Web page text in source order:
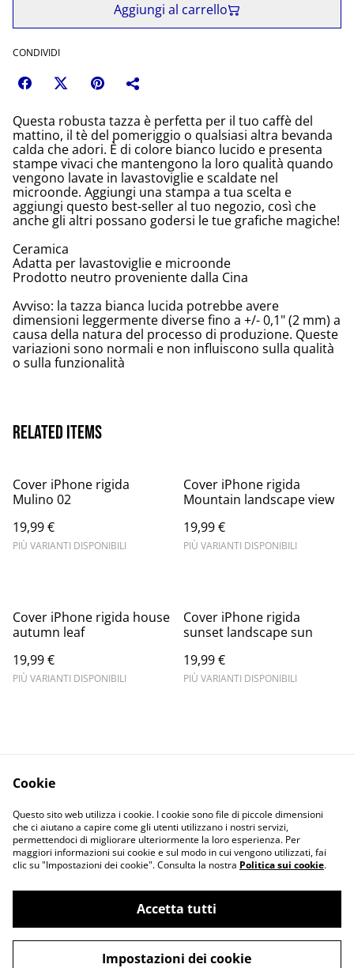
Aggiungi al carrello
CONDIVIDI
Questa robusta tazza è perfetta per il tuo caffè del
mattino, il tè del pomeriggio o qualsiasi altra bevanda
calda che adori. È di colore bianco lucido e presenta
stampe vivaci che mantengono la loro qualità quando
vengono lavate in lavastoviglie e scaldate nel
microonde. Aggiungi una stampa a tua scelta e
aggiungi questo best-seller al tuo negozio, così che
anche gli altri possano godersi le tue grafiche magiche!
Ceramica
Adatta per lavastoviglie e microonde
Prodotto neutro proveniente dalla Cina
Avviso: la tazza bianca lucida potrebbe avere
dimensioni leggermente diverse fino a +/- 0,1" (2 mm) a
causa della natura del processo di produzione. Queste
variazioni sono normali e non influiscono sulla qualità
o sulla funzionalità
Related items
Cover iPhone rigida
Mulino 02
19,99 €
PIÙ VARIANTI DISPONIBILI
Cover iPhone rigida
Mountain landscape view
19,99 €
PIÙ VARIANTI DISPONIBILI
Cover iPhone rigida house
autumn leaf
19,99 €
PIÙ VARIANTI DISPONIBILI
Cover iPhone rigida
sunset landscape sun
19,99 €
PIÙ VARIANTI DISPONIBILI
Informativa sulla
privacy
Terms and
conditions
©2026Merlin Visual
Cookie
Questo sito web utilizza i cookie. I cookie sono file di piccole dimensioni
che ci aiutano a capire come gli utenti utilizzano i nostri servizi,
permettendoci di migliorare ulteriormente la loro esperienza. Per
maggiori informazioni sui cookie e sul modo in cui vengono utilizzati, fai
clic su "Impostazioni dei cookie". Consulta la nostra Politica sui cookie.
Accetta tutti
Impostazioni dei cookie